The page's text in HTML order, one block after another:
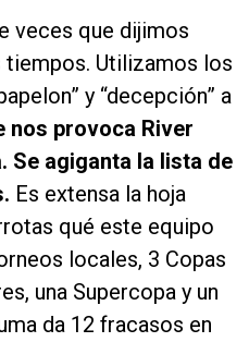
veces que dijimos
tiempos. Utilizamos los
y “decepción” a
nos provoca River
Se agiganta la lista de
Es extensa la hoja
qué este equipo
locales, 3 Copas
una Supercopa y un
da 12 fracasos en